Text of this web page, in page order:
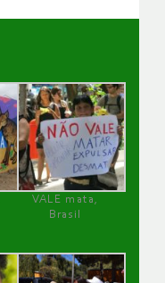
VALE mata,
Brasil